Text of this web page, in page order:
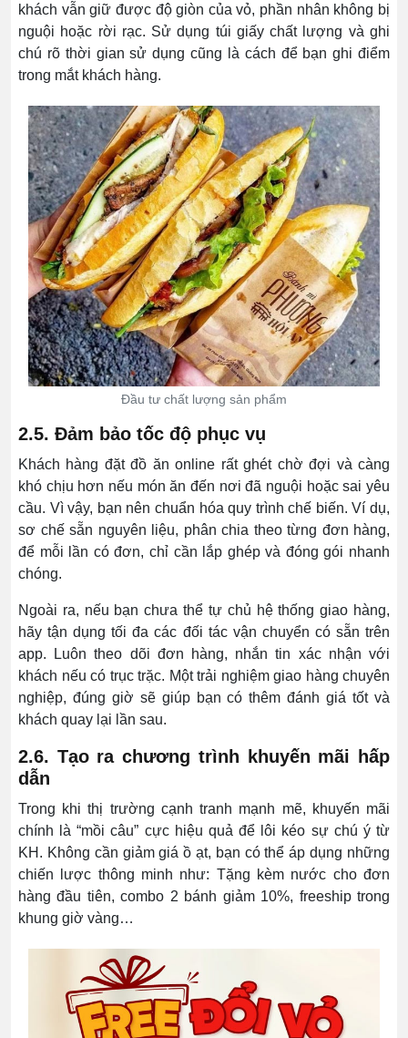
khách vẫn giữ được độ giòn của vỏ, phần nhân không bị
nguội hoặc rời rạc. Sử dụng túi giấy chất lượng và ghi
chú rõ thời gian sử dụng cũng là cách để bạn ghi điểm
trong mắt khách hàng.
Đầu tư chất lượng sản phẩm
2.5. Đảm bảo tốc độ phục vụ
Khách hàng đặt đồ ăn online rất ghét chờ đợi và càng
khó chịu hơn nếu món ăn đến nơi đã nguội hoặc sai yêu
cầu. Vì vậy, bạn nên chuẩn hóa quy trình chế biến. Ví dụ,
sơ chế sẵn nguyên liệu, phân chia theo từng đơn hàng,
để mỗi lần có đơn, chỉ cần lắp ghép và đóng gói nhanh
chóng.
Ngoài ra, nếu bạn chưa thể tự chủ hệ thống giao hàng,
hãy tận dụng tối đa các đối tác vận chuyển có sẵn trên
app. Luôn theo dõi đơn hàng, nhắn tin xác nhận với
khách nếu có trục trặc. Một trải nghiệm giao hàng chuyên
nghiệp, đúng giờ sẽ giúp bạn có thêm đánh giá tốt và
khách quay lại lần sau.
2.6. Tạo ra chương trình khuyến mãi hấp
dẫn
Trong khi thị trường cạnh tranh mạnh mẽ, khuyến mãi
chính là “mồi câu” cực hiệu quả để lôi kéo sự chú ý từ
KH. Không cần giảm giá ồ ạt, bạn có thể áp dụng những
chiến lược thông minh như: Tặng kèm nước cho đơn
hàng đầu tiên, combo 2 bánh giảm 10%, freeship trong
khung giờ vàng…